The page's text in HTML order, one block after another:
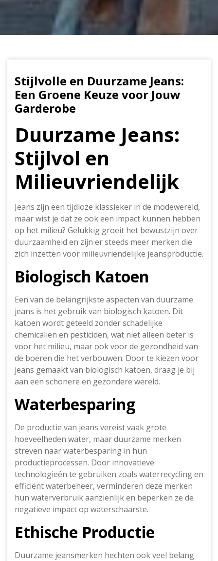
Stijlvolle en Duurzame Jeans:
Een Groene Keuze voor Jouw
Garderobe
Duurzame Jeans:
Stijlvol en
Milieuvriendelijk
Jeans zijn een tijdloze klassieker in de modewereld,
maar wist je dat ze ook een impact kunnen hebben
op het milieu? Gelukkig groeit het bewustzijn over
duurzaamheid en zijn er steeds meer merken die
zich inzetten voor milieuvriendelijke jeansproductie.
Biologisch Katoen
Een van de belangrijkste aspecten van duurzame
jeans is het gebruik van biologisch katoen. Dit
katoen wordt geteeld zonder schadelijke
chemicaliën en pesticiden, wat niet alleen beter is
voor het milieu, maar ook voor de gezondheid van
de boeren die het verbouwen. Door te kiezen voor
jeans gemaakt van biologisch katoen, draag je bij
aan een schonere en gezondere wereld.
Waterbesparing
De productie van jeans vereist vaak grote
hoeveelheden water, maar duurzame merken
streven naar waterbesparing in hun
productieprocessen. Door innovatieve
technologieën te gebruiken zoals waterrecycling en
efficiënt waterbeheer, verminderen deze merken
hun waterverbruik aanzienlijk en beperken ze de
negatieve impact op waterschaarste.
Ethische Productie
Duurzame jeansmerken hechten ook veel belang